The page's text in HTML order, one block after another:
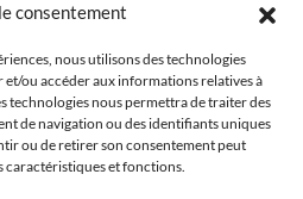
consentement
nous utilisons des technologies
et/ou accéder aux informations relatives à
technologies nous permettra de traiter des
de navigation ou des identifiants uniques
ou de retirer son consentement peut
caractéristiques et fonctions.
Editorials
Free Games
UPDATES